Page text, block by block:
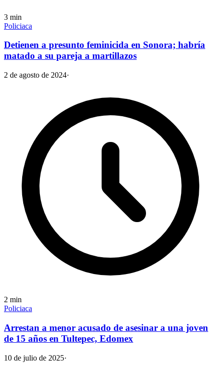
3 min
Policiaca
Detienen a presunto feminicida en Sonora; habría
matado a su pareja a martillazos
2 de agosto de 2024·
2 min
Policiaca
Arrestan a menor acusado de asesinar a una joven
de 15 años en Tultepec, Edomex
10 de julio de 2025·